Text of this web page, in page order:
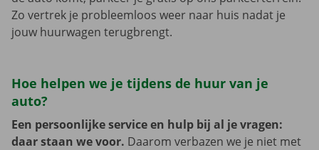
Zo vertrek je probleemloos weer naar huis nadat je
jouw huurwagen terugbrengt.
Hoe helpen we je tijdens de huur van je
auto?
Een persoonlijke service en hulp bij al je vragen:
daar staan we voor. Daarom verbazen we je niet met